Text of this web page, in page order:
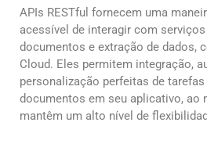
APIs RESTful fornecem uma
acessível de interagir com
documentos e extração de dados,
Cloud. Eles permitem integração,
personalização perfeitas de
documentos em seu aplicativo, ao
mantêm um alto nível de